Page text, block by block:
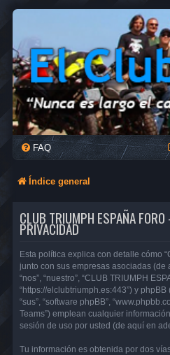
FAQ
Índice general
CLUB TRIUMPH ESPAÑA
PRIVACIDAD
Esta política explica con detalle cómo
junto con sus empresas asociadas (de
“nos”, “nuestro”, “CLUB TRIUMPH
“https://elclubtriumph.es:443”) y phpBB
“sus”, “software phpBB”,
Teams”) emplean cualquier
sesión de uso por usted (de aquí en
Tu información es obtenida por dos